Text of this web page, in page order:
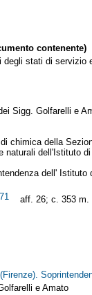
contenente)
stati di
Sigg. Golfarelli e
chimica della
dell'Istituto
dell'
aff. 26; c. 353 m.
e Amato